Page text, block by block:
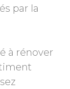
par la
à rénover